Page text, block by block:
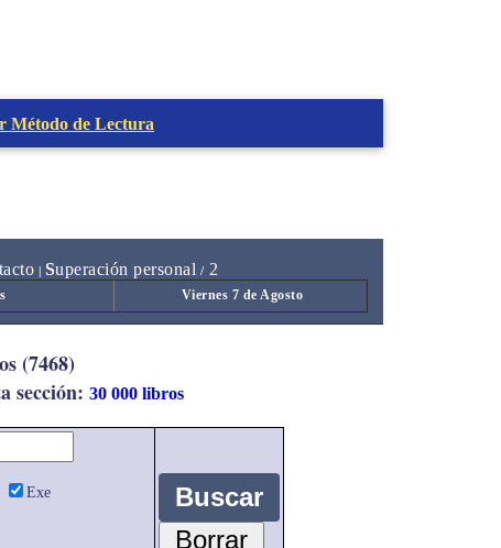
Método de Lectura
Superación personal / 2
Viernes 7 de Agosto
(7468)
sección: 30 000 libros
Exe